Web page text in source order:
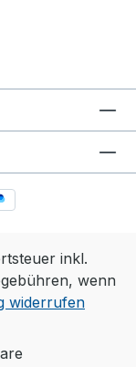
inkl.
wenn
widerrufen